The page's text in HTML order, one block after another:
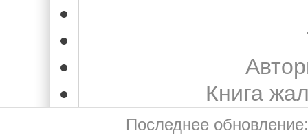
Книга
Последнее